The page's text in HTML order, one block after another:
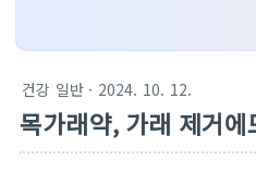
건강 일반 · 2024. 10. 12.
목가래약, 가래 제거